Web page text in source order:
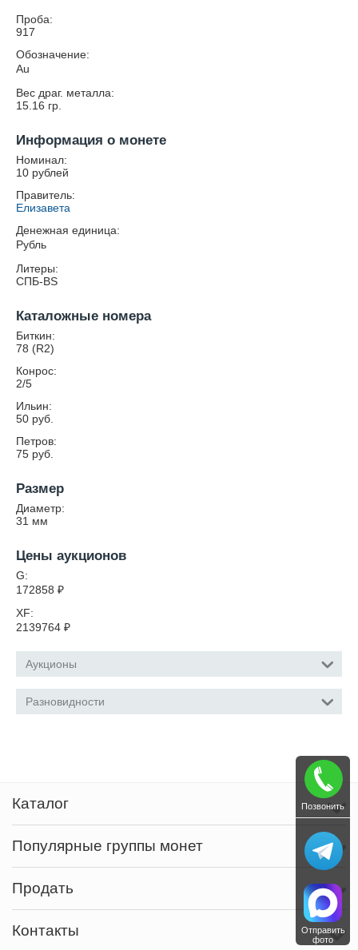
Проба:
917
Обозначение:
Au
Вес драг. металла:
15.16 гр.
Информация о монете
Номинал:
10 рублей
Правитель:
Елизавета
Денежная единица:
Рубль
Литеры:
СПБ-BS
Каталожные номера
Биткин:
78 (R2)
Конрос:
2/5
Ильин:
50 руб.
Петров:
75 руб.
Размер
Диаметр:
31 мм
Цены аукционов
G:
172858 ₽
XF:
2139764 ₽
Аукционы
Разновидности
Каталог
Популярные группы монет
Продать
Контакты
Позвонить
Отправить
фото